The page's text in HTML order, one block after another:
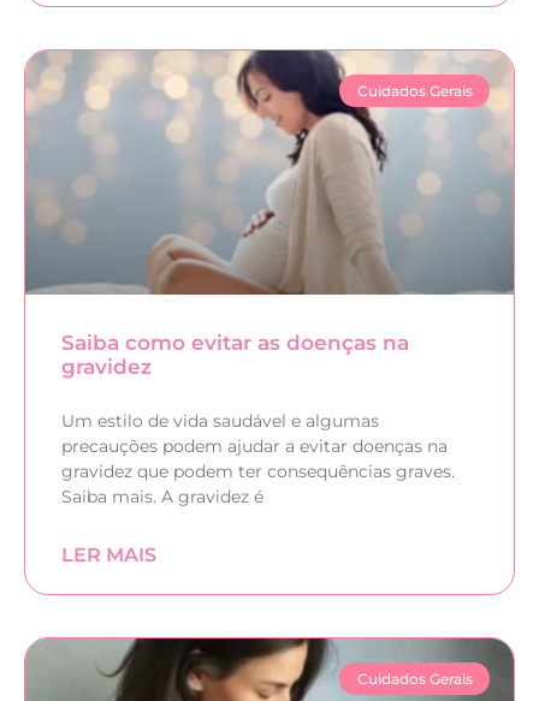
Cuidados Gerais
Saiba como evitar as doenças na
gravidez
Um estilo de vida saudável e algumas
precauções podem ajudar a evitar doenças na
gravidez que podem ter consequências graves.
Saiba mais. A gravidez é
LER MAIS
Cuidados Gerais